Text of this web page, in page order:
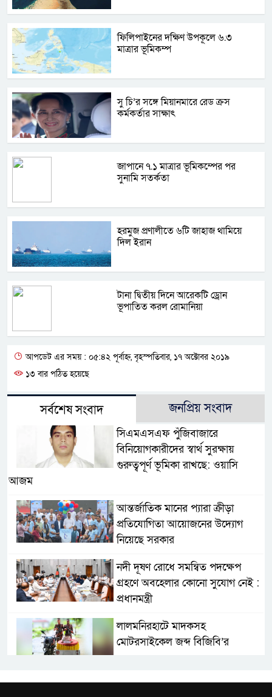
ফিলিপাইনের দক্ষিণ উপকূলে ৬.৩
মাত্রার ভূমিকম্প
সু চি’র সঙ্গে মিয়ানমারে রেড ক্রস
কর্মকর্তার সাক্ষাৎ
জাপানে ৭.১ মাত্রার ভূমিকম্পের পর
সুনামি সতর্কতা
হরমুজ প্রণালীতে ৬টি জাহাজ থামিয়ে
দিল ইরান
টানা দ্বিতীয় দিনে আরেকটি ড্রোন
ভূপাতিত করল রোমানিয়া
আপডেট এর সময় : ০৫:৪২ পূর্বাহ্ন, বৃহস্পতিবার, ১৭ অক্টোবর ২০১৯
১৩ বার পঠিত হয়েছে
সর্বশেষ সংবাদ জনপ্রিয় সংবাদ
সিএমএসএফ পুঁজিবাজারে
বিনিয়োগকারীদের স্বার্থ সুরক্ষায়
গুরুত্বপূর্ণ ভূমিকা রাখছে: ওয়াসি
আজম
আন্তর্জাতিক মানের প্যারা ক্রীড়া
প্রতিযোগিতা আয়োজনের উদ্যোগ
নিয়েছে সরকার
নদী দূষণ রোধে সমন্বিত পদক্ষেপ
গ্রহণে অবহেলার কোনো সুযোগ নেই :
প্রধানমন্ত্রী
লালমনিরহাটে মাদকসহ
মোটরসাইকেল জব্দ বিজিবি’র
ওমানের সঙ্গে ইরানের হরমুজ